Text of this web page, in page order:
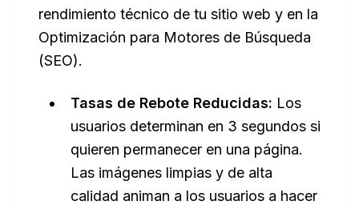
rendimiento técnico de tu sitio web y en la
Optimización para Motores de Búsqueda
(SEO).
Tasas de Rebote Reducidas: Los
usuarios determinan en 3 segundos si
quieren permanecer en una página.
Las imágenes limpias y de alta
calidad animan a los usuarios a hacer